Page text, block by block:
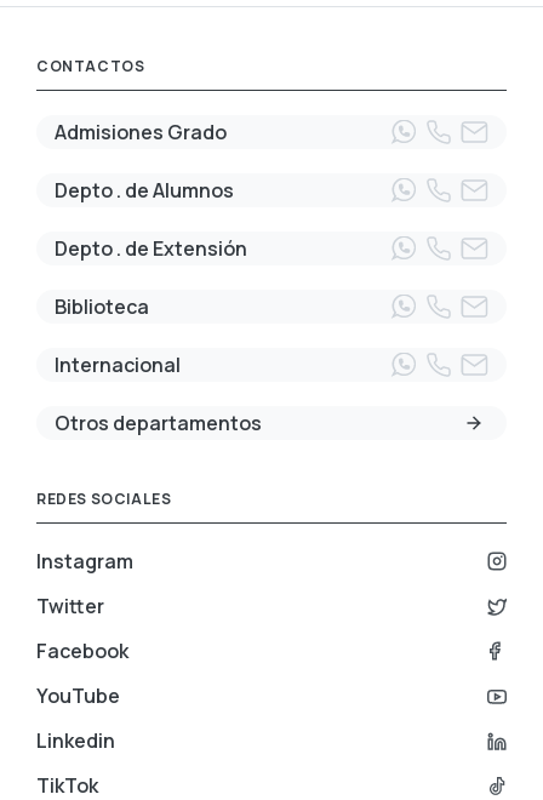
CONTACTOS
Admisiones Grado
Depto . de Alumnos
Depto . de Extensión
Biblioteca
Internacional
Otros departamentos
REDES SOCIALES
Instagram
Twitter
Facebook
YouTube
Linkedin
TikTok